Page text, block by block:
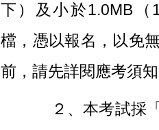
下）及小於1.0MB（
檔，憑以報名，以免
前，請先詳閱應考須
２、本考試採「網